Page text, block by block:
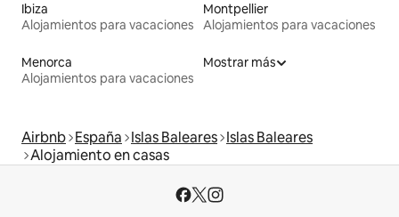
Ibiza
Alojamientos para vacaciones
Montpellier
Alojamientos para vacaciones
Menorca
Alojamientos para vacaciones
Mostrar más
Airbnb España Islas Baleares Islas Baleares
Alojamiento en casas